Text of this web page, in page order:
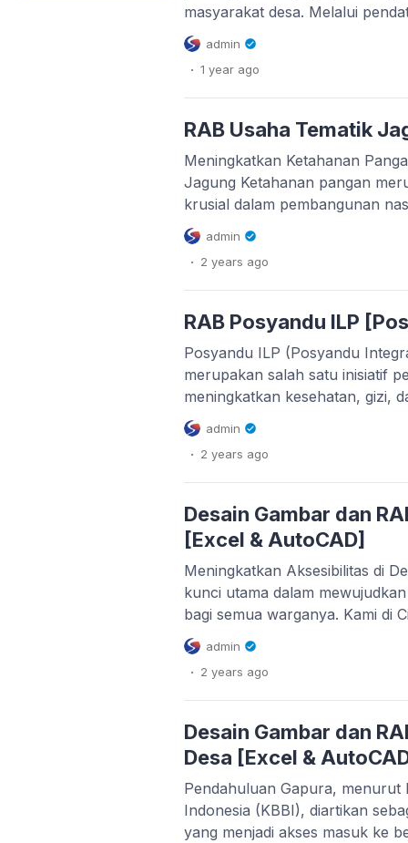
masyarakat desa. Melalui
dapat menghimpun informasi
potensi, kebutuhan, dan
Sebagai bagian dari proses ini,
Anggaran Biaya (RAB) untuk
pendataan, dan pemutakhiran
tidak hanya melibatkan
admin
. 1 year ago
RAB Usaha Tematik
Meningkatkan Ketahanan
Jagung Ketahanan pangan
krusial dalam pembangunan
ditangani untuk mencapai
upaya meningkatkan ketahanan
Desa, Pembangunan Daerah
telah menerbitkan Keputusan
Tahun 2025. Keputusan ini
penggunaan dana desa untuk
admin
. 2 years ago
RAB Posyandu ILP
Posyandu ILP (Posyandu
merupakan salah satu inisiatif
meningkatkan kesehatan, gizi,
anak di masyarakat. Program
dini dan bertujuan untuk
terintegrasi yang meliputi
imunisasi, dan edukasi untuk
ILP Pemeriksaan Kesehatan
melakukan pemeriksaan
admin
. 2 years ago
Desain Gambar dan
[Excel & AutoCAD]
Meningkatkan Aksesibilitas di
kunci utama dalam
bagi semua warganya. Kami di
bahwa setiap individu, tanpa
menikmati fasilitas publik
Itulah mengapa kami
solusi desain dan perencanaan
Desain Gambar dan Rencana
admin
. 2 years ago
Desain Gambar dan
Desa [Excel &
Pendahuluan Gapura, menurut
Indonesia (KBBI), diartikan
yang menjadi akses masuk ke